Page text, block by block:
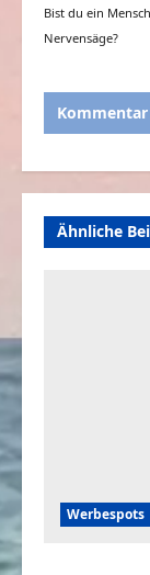
Bist du ein
Nervensäge?
Ähnliche
Werbespots